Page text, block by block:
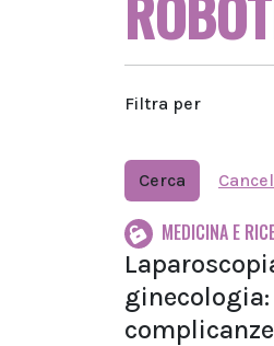
Filtra per
Cerca
MEDICINA E
complicanze